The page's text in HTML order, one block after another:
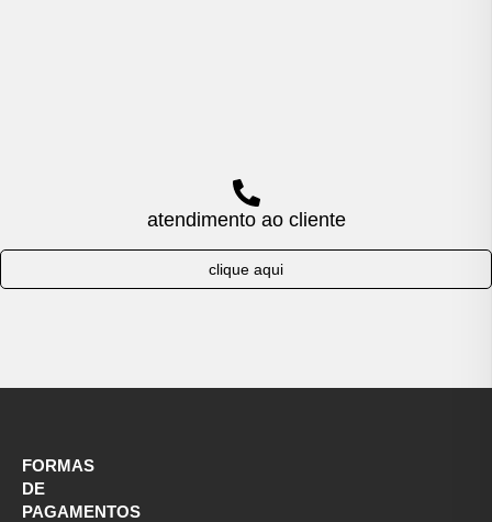
atendimento ao cliente
clique aqui
FORMAS
DE
PAGAMENTOS